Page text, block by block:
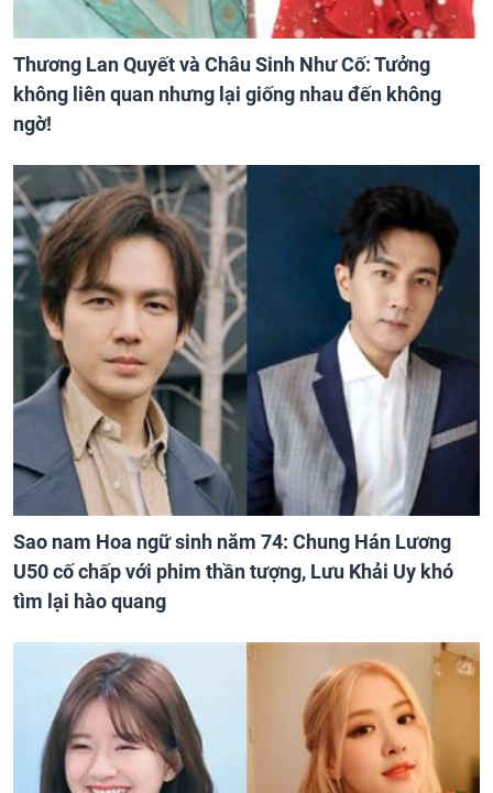
Thương Lan Quyết và Châu Sinh Như Cố: Tưởng
không liên quan nhưng lại giống nhau đến không
ngờ!
Sao nam Hoa ngữ sinh năm 74: Chung Hán Lương
U50 cố chấp với phim thần tượng, Lưu Khải Uy khó
tìm lại hào quang